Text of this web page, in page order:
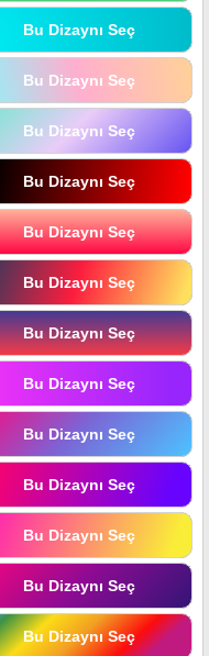
Bu Dizaynı Seç
Bu Dizaynı Seç
Bu Dizaynı Seç
Bu Dizaynı Seç
Bu Dizaynı Seç
Bu Dizaynı Seç
Bu Dizaynı Seç
Bu Dizaynı Seç
Bu Dizaynı Seç
Bu Dizaynı Seç
Bu Dizaynı Seç
Bu Dizaynı Seç
Bu Dizaynı Seç